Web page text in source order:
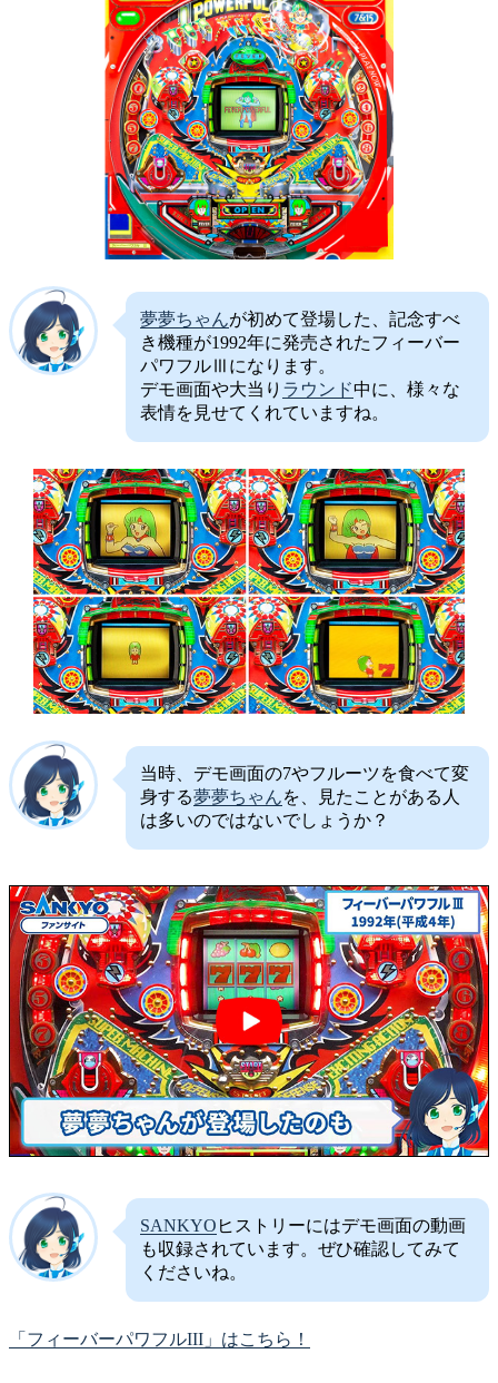
夢夢ちゃんが初めて登場した、記念すべ
き機種が1992年に発売されたフィーバー
パワフルⅢになります。
デモ画面や大当り ラウンド中に、様々な
表情を見せてくれていますね。
当時、デモ画面の7やフルーツを食べて変
身する夢夢ちゃんを、見たことがある人
は多いのではないでしょうか？
SANKYO ヒストリーにはデモ画面の動画
も収録されています。ぜひ確認してみて
くださいね。
「フィーバーパワフルIII」はこちら！